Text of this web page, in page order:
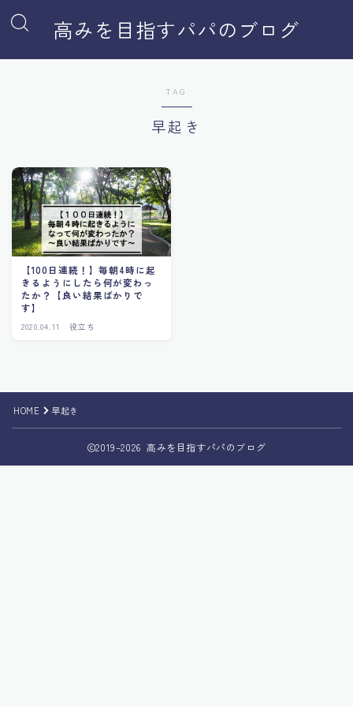
高みを目指すパパのブログ
TAG
早起き
【100日連続！】毎朝4時に起
きるようにしたら何が変わっ
たか？【良い結果ばかりで
す】
2020.04.11 役立ち
HOME 早起き
2019–2026 高みを目指すパパのブログ